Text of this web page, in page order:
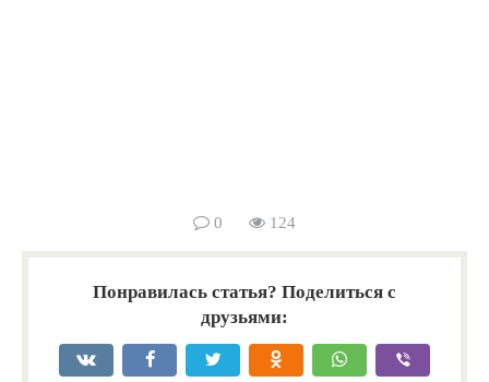
0 124
Понравилась статья? Поделиться с
друзьями: